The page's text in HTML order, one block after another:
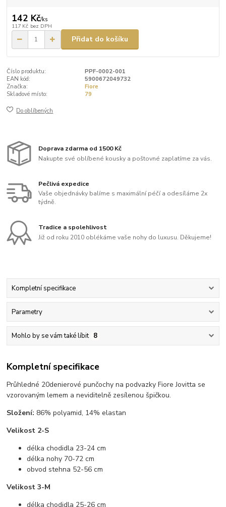
142 Kč/ks
117 Kč bez DPH
Přidat do košíku
Číslo produktu:
PPF-0002-001
EAN kód:
5900672049732
Značka:
Fiore
Skladové místo:
79
Do oblíbených
Doprava zdarma od 1500 Kč
Nakupte své oblíbené kousky a poštovné zaplatíme za vás.
Pečlivá expedice
Vaše objednávky balíme s maximální péčí a odesíláme 2x
týdně.
Tradice a spolehlivost
Již od roku 2010 oblékáme vaše nohy do luxusu. Děkujeme!
Kompletní specifikace
Parametry
Mohlo by se vám také líbit 8
Kompletní specifikace
Průhledné 20denierové punčochy na podvazky Fiore Jovitta se
vzorovaným lemem a neviditelně zesílenou špičkou.
Složení: 86% polyamid, 14% elastan
Velikost 2-S
délka chodidla 23-24 cm
délka nohy 70-72 cm
obvod stehna 52-56 cm
Velikost 3-M
délka chodidla 25-26 cm